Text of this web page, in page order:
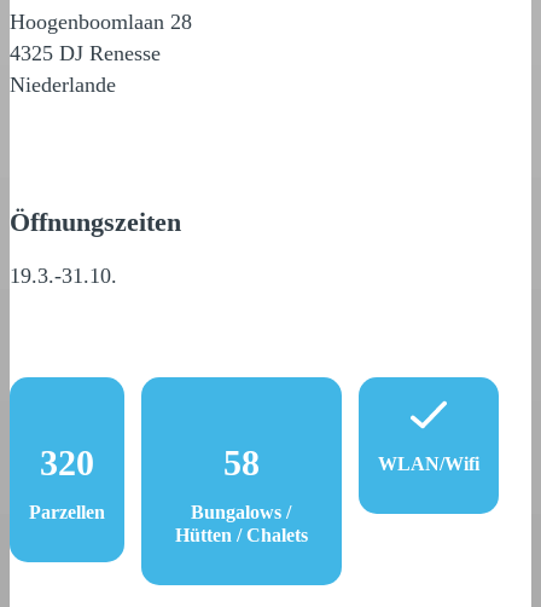
Hoogenboomlaan 28
4325 DJ Renesse
Niederlande
Öffnungszeiten
19.3.-31.10.
320
Parzellen
58
Bungalows /
Hütten / Chalets
WLAN/Wifi